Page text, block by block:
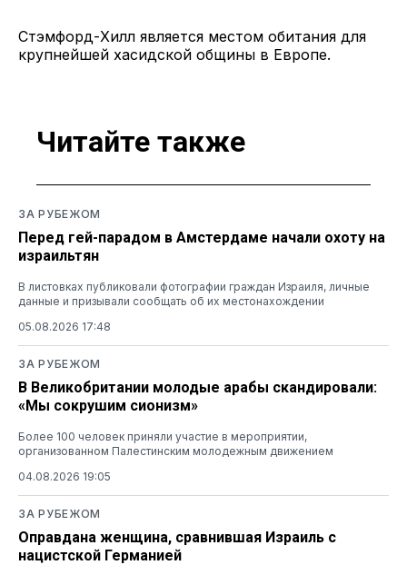
Стэмфорд-Хилл является местом обитания для
крупнейшей хасидской общины в Европе.
Читайте также
ЗА РУБЕЖОМ
Перед гей-парадом в Амстердаме начали охоту на
израильтян
В листовках публиковали фотографии граждан Израиля, личные
данные и призывали сообщать об их местонахождении
05.08.2026 17:48
ЗА РУБЕЖОМ
В Великобритании молодые арабы скандировали:
«Мы сокрушим сионизм»
Более 100 человек приняли участие в мероприятии,
организованном Палестинским молодежным движением
04.08.2026 19:05
ЗА РУБЕЖОМ
Оправдана женщина, сравнившая Израиль с
нацистской Германией